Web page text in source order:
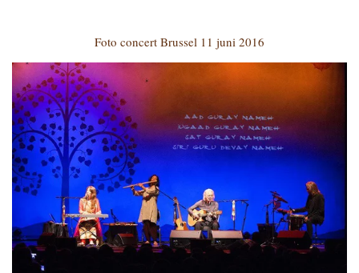
Foto concert Brussel 11 juni 2016